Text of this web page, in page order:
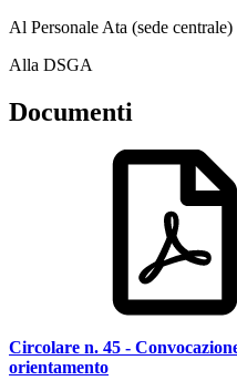
Al Personale Ata (sede centrale)
Alla DSGA
Documenti
Circolare n. 45 -
orientamento